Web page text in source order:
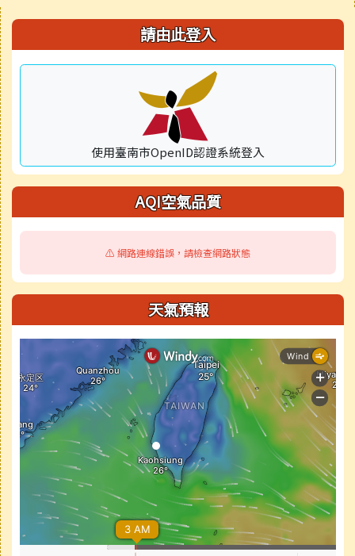
右邊區域內容 請由此登入
使用臺南市OpenID認證系統登入
AQI空氣品質
⚠️ 網路連線錯誤，請檢查網路狀態
天氣預報